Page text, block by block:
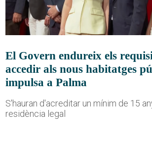
El Govern endureix els
accedir als nous habitatges
impulsa a Palma
S'hauran d'acreditar un mínim de 15
residència legal